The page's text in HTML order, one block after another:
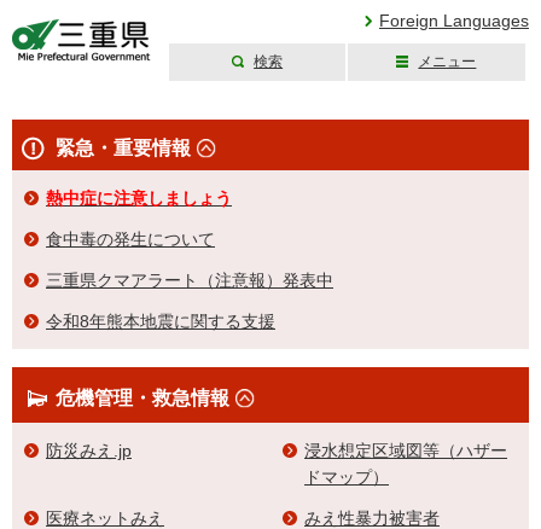
Foreign Languages
検索 メニュー
緊急・重要情報
熱中症に注意しましょう
食中毒の発生について
三重県クマアラート（注意報）発表中
令和8年熊本地震に関する支援
危機管理・救急情報
防災みえ.jp
浸水想定区域図等（ハザー
ドマップ）
医療ネットみえ
みえ性暴力被害者